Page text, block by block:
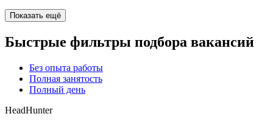
Показать ещё
Быстрые фильтры подбора вакансий
Без опыта работы
Полная занятость
Полный день
HeadHunter